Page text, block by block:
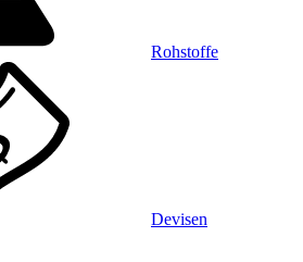
Rohstoffe
Devisen